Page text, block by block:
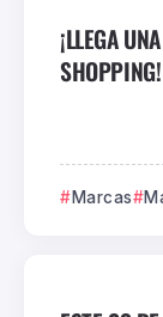
¡LLEGA
Marcas